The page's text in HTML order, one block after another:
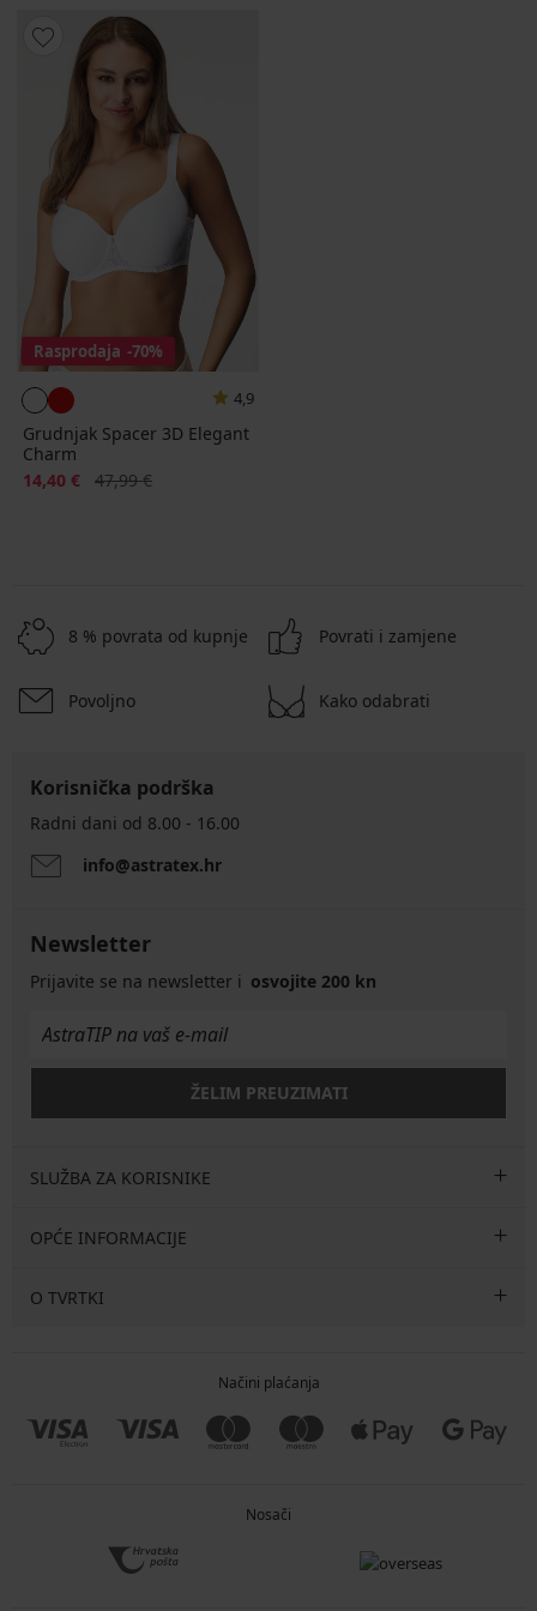
Rasprodaja -70%
4,9
Grudnjak Spacer 3D Elegant
Charm
Popust
14,40 € Prvobitna cijena
47,99 €
8 % povrata od kupnje Povrati i zamjene
Povoljno Kako odabrati
Korisnička podrška
Radni dani od 8.00 - 16.00
info@astratex.hr
Newsletter
Prijavite se na newsletter i osvojite 200 kn
ŽELIM PREUZIMATI
SLUŽBA ZA KORISNIKE
OPĆE INFORMACIJE
O TVRTKI
Načini plaćanja
Nosači